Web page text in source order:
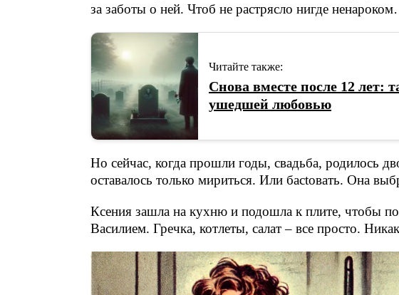
за заботы о ней. Чтоб не растрясло нигде
Читайте также:
Снова вместе после 12 лет:
ушедшей любовью
Но сейчас, когда прошли годы, свадьба, родилось
оставалось только мириться. Или басtовать. Она
Ксения зашла на кухню и подошла к плите, чтобы
Василием. Гречка, котлеты, салат – все просто.